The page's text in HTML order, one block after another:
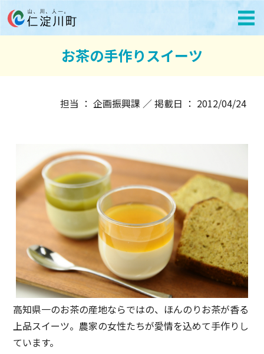
お茶の手作りスイーツ
担当 ： 企画振興課 ／ 掲載日 ： 2012/04/24
高知県一のお茶の産地ならではの、ほんのりお茶が香る
上品スイーツ。農家の女性たちが愛情を込めて手作りし
ています。